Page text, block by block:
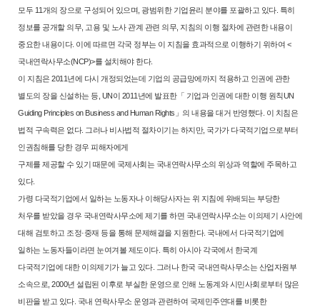
모두 11개의 장으로 구성되어 있으며, 광범위 한 기업윤리 분야를 포괄하고 있다. 특히
정보를 공개할 의무, 고용 및 노사관계 관련 의무, 지침의 이행 절차에 관련한 내용이
중요한 내용이다. 이에 따르면 각국 정부는 이 지침을 효과적으로 이행하기 위하여 <
국내연락사무소(NCP)>를 설치해야 한다.
이 지침은 2011년에 다시 개정되었는데 기업의 공급망에까지 적용하고 인권에 관한
별도의 장을 신설하는 등, UN이 2011년에 발표한「 기업과 인권에 대한 이행 원칙UN
Guiding Principles on Business and Human Rights」의 내용을 대거 반영했다. 이 치침은
법적 구속력은 없다. 그러나 비사법적 절차이 기는 하지만, 국가가 다국적기업으로부터
인권침해를 당한 경우 피해자에게
구제를 제공할 수 있기 때문에 국제사회는 국내연락사무소의 위상과 역할에 주목하고
있다.
가령 다국적기업에서 일하는 노동자나 이해당사자는 위 지침에 위배되는부당한
처우를 받았을 경우 국내연락사무소에 제기를 하면 국내연락사무소는 이의제기 사안에
대해 검토하고 조정·중재 등을 통해 문제해결을 지원한다. 국내에서 다국적기업에
일하는 노동자들이라면 눈여겨볼 제도이다. 특히 아시아 각국에서 한국계
다국적기업에 대한 이의제기가 늘고 있다. 그러 나 한국 국내연락사무소는 산업자원부
소속으로, 2000년 설립된 이후로 부실한 운영으로 인해 노동계와 시민사회로부터 많은
비판을 받고 있다. 국내 연락사무소 운영과 관련하여 국제민주연대를 비롯한